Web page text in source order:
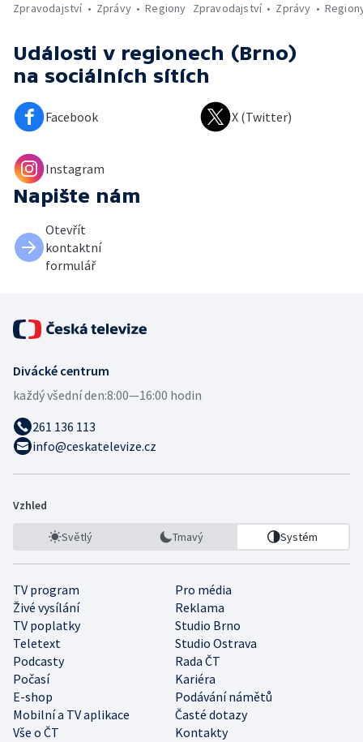
Zpravodajství
Zprávy Regiony Zpravodajství
Zprávy
Události v regionech (Brno)
na sociálních sítích
Facebook X (Twitter)
Instagram
Napište nám
Otevřít
kontaktní
formulář
Divácké centrum
každý všední den:8:00—16:00 hodin
261 136 113
info@ceskatelevize.cz
Vzhled
Světlý Tmavý Systém
TV program
Pro média
Živé vysílání
Reklama
TV poplatky
Studio Brno
Teletext
Studio Ostrava
Podcasty
Rada ČT
Počasí
Kariéra
E-shop
Podávání námětů
Mobilní a TV aplikace
Časté dotazy
Vše o ČT
Kontakty